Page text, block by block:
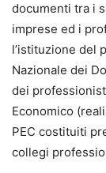
documenti tra i
imprese ed i
l’istituzione del
Nazionale dei
dei
Economico
PEC costituiti
collegi